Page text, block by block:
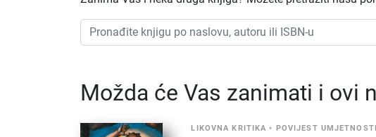
Možda će Vas zanimati i ovi
LIKOVNA KRITIKA • POVIJEST UMJETNOSTI